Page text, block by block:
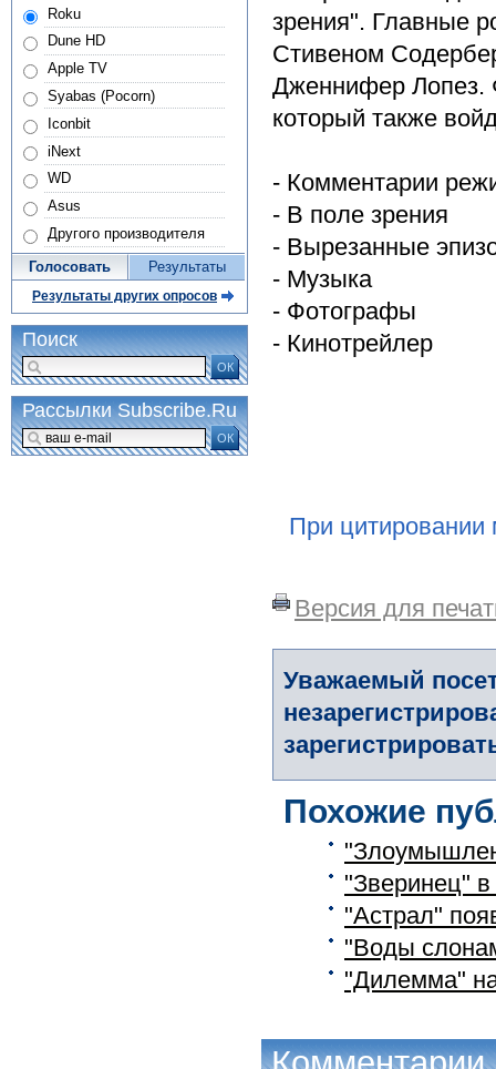
зрения". Главные
Стивеном
Дженнифер Лопез.
который также
- Комментарии
- В поле зрения
- Вырезанные
- Музыка
- Фотографы
- Кинотрейлер
При цитировании
Версия для
Уважаемый
Похожие
"Зверинец"
"Астрал"
"Воды
"Дилемма"
Roku
Dune HD
Apple TV
Syabas (Pocorn)
Iconbit
iNext
WD
Asus
Другого производителя
Голосовать Результаты
Результаты других опросов
Поиск
ОК
Рассылки Subscribe.Ru
ОК